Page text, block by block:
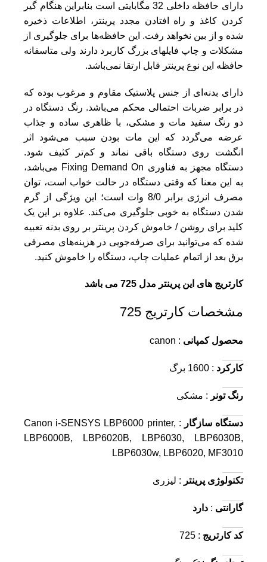
دارای حافظه داخلی 32 مگابایتی است بنابراین هنگام گیر
کردن کاغذ و راه افتادن مجدد پرینتر، اطلاعات ذخیره
شده و از بین نخواهد رفت. این حافظه‌ها برای جلوگیری از
مشکلات و چاپ فایل‎های بزرگ کاربرد دارند ولی متاسفانه
حافظه این نوع پرینتر قابل ارتقا نمی‌باشد.
دارای بدنه‌ای از جنس پلاستیک مقاوم و مرغوب بوده که
در برابر ضربات احتمالی محکم می‌باشد. رنگ دستگاه در
دو رنگ سفید مات و مشکی، با ظاهری ساده و جذاب
عرضه می‌گردد که این مات بودن سبب می‌شود اثر
انگشت روی دستگاه باقی نماند و کم‌تر کثیف شود.
دستگاه مجهز به فناوری Fixing Demand On می‌باشد،
به این معنا که وقتی دستگاه در حالت خواب است، توان
مصرف انرژی برابر 8/0 وات است؛ این ویژگی از گرم
شدن دستگاه به خوبی جلوگیری می‌کند. علاوه بر این یک
کلید برای روشن / خاموش کردن پرینتر بر روی بدنه تعبیه
شده که می‌توانید برای صرفه‌جویی در هزینه‌های مصرفی
برق بعد از اتمام عملیات چاپ، دستگاه را خاموش کنید.
کارتریج های این پرینتر مدل 725 می باشد
مشخصات کارتریج 725
محصول کمپانی : canon
کارکرد : 1600 برگ
رنگ تونر : مشکی
دستگاه سازگار
: Canon i-SENSYS LBP6000 printer,
LBP6000B, LBP6020B, LBP6030, LBP6030B,
LBP6030w, LBP6020, MF3010
تکنولوژی پرینتر : لیزری
گارانتی : دارد
کد کارتریج : 725